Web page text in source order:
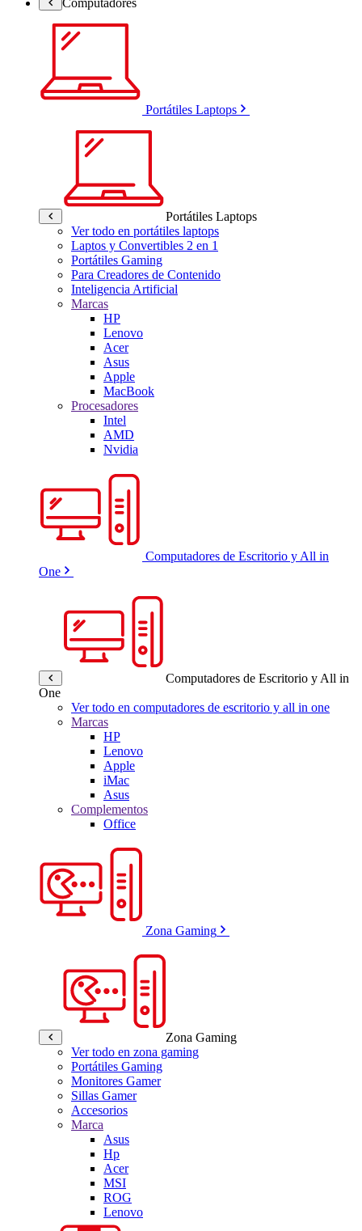
Portátiles Laptops
Portátiles Laptops
Ver todo en portátiles laptops
Laptos y Convertibles 2 en 1
Portátiles Gaming
Para Creadores de Contenido
Inteligencia Artificial
Marcas
HP
Lenovo
Acer
Asus
Apple
MacBook
Procesadores
Intel
AMD
Nvidia
Computadores de Escritorio y All in
One
Computadores de Escritorio y All in
One
Ver todo en computadores de escritorio y all in one
Marcas
HP
Lenovo
Apple
iMac
Asus
Complementos
Office
Zona Gaming
Zona Gaming
Ver todo en zona gaming
Portátiles Gaming
Monitores Gamer
Sillas Gamer
Accesorios
Marca
Asus
Hp
Acer
MSI
ROG
Lenovo